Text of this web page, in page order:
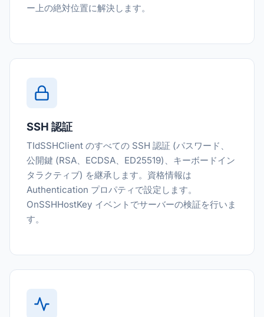
ー上の絶対位置に解決します。
SSH 認証
TIdSSHClient のすべての SSH 認証 (パスワード、
公開鍵 (RSA、ECDSA、ED25519)、キーボードイン
タラクティブ) を継承します。資格情報は
Authentication プロパティで設定します。
OnSSHHostKey イベントでサーバーの検証を行いま
す。